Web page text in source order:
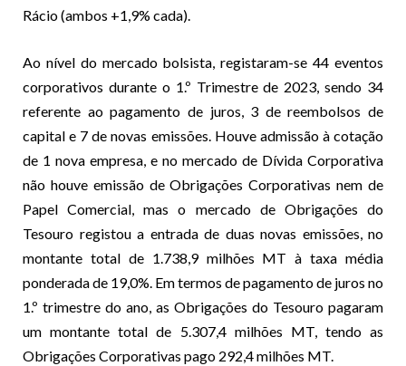
Rácio (ambos +1,9% cada).
Ao nível do mercado bolsista, registaram-se 44 eventos
corporativos durante o 1.º Trimestre de 2023, sendo 34
referente ao pagamento de juros, 3 de reembolsos de
capital e 7 de novas emissões. Houve admissão à cotação
de 1 nova empresa, e no mercado de Dívida Corporativa
não houve emissão de Obrigações Corporativas nem de
Papel Comercial, mas o mercado de Obrigações do
Tesouro registou a entrada de duas novas emissões, no
montante total de 1.738,9 milhões MT à taxa média
ponderada de 19,0%. Em termos de pagamento de juros no
1.º trimestre do ano, as Obrigações do Tesouro pagaram
um montante total de 5.307,4 milhões MT, tendo as
Obrigações Corporativas pago 292,4 milhões MT.